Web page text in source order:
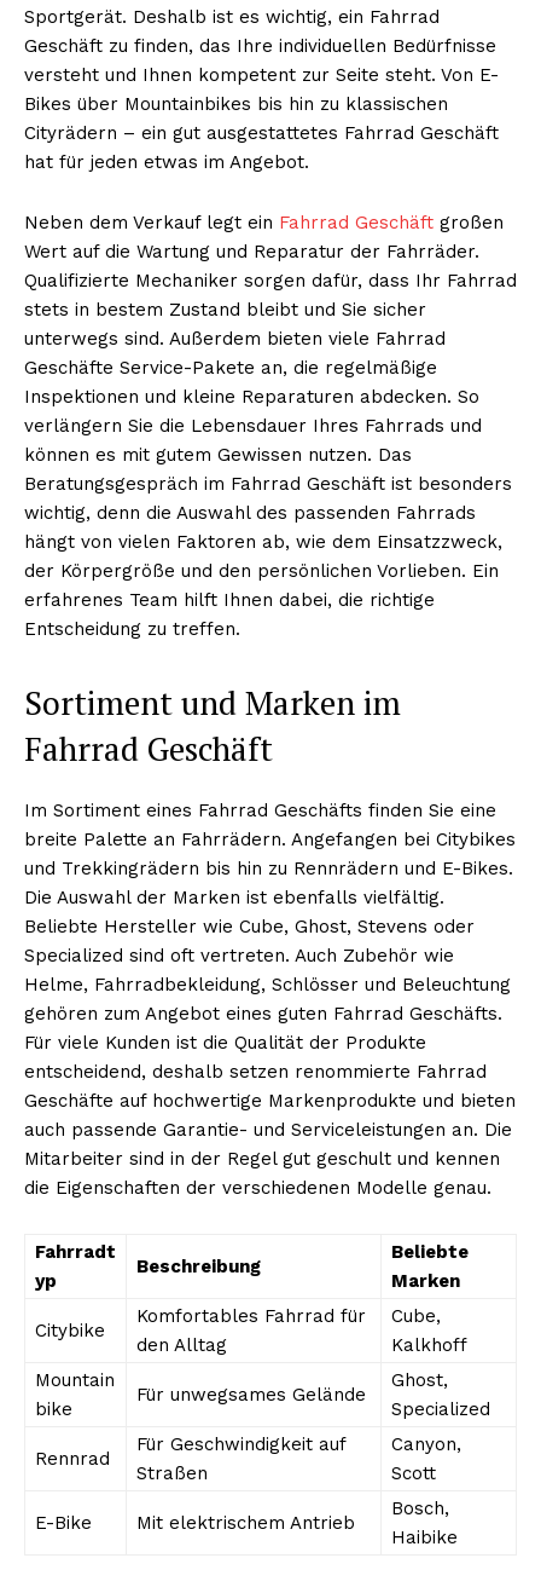
Sportgerät. Deshalb ist es wichtig, ein Fahrrad
Geschäft zu finden, das Ihre individuellen Bedürfnisse
versteht und Ihnen kompetent zur Seite steht. Von E-
Bikes über Mountainbikes bis hin zu klassischen
Cityrädern – ein gut ausgestattetes Fahrrad Geschäft
hat für jeden etwas im Angebot.
Neben dem Verkauf legt ein Fahrrad Geschäft großen
Wert auf die Wartung und Reparatur der Fahrräder.
Qualifizierte Mechaniker sorgen dafür, dass Ihr Fahrrad
stets in bestem Zustand bleibt und Sie sicher
unterwegs sind. Außerdem bieten viele Fahrrad
Geschäfte Service-Pakete an, die regelmäßige
Inspektionen und kleine Reparaturen abdecken. So
verlängern Sie die Lebensdauer Ihres Fahrrads und
können es mit gutem Gewissen nutzen. Das
Beratungsgespräch im Fahrrad Geschäft ist besonders
wichtig, denn die Auswahl des passenden Fahrrads
hängt von vielen Faktoren ab, wie dem Einsatzzweck,
der Körpergröße und den persönlichen Vorlieben. Ein
erfahrenes Team hilft Ihnen dabei, die richtige
Entscheidung zu treffen.
Sortiment und Marken im
Fahrrad Geschäft
Im Sortiment eines Fahrrad Geschäfts finden Sie eine
breite Palette an Fahrrädern. Angefangen bei Citybikes
und Trekkingrädern bis hin zu Rennrädern und E-Bikes.
Die Auswahl der Marken ist ebenfalls vielfältig.
Beliebte Hersteller wie Cube, Ghost, Stevens oder
Specialized sind oft vertreten. Auch Zubehör wie
Helme, Fahrradbekleidung, Schlösser und Beleuchtung
gehören zum Angebot eines guten Fahrrad Geschäfts.
Für viele Kunden ist die Qualität der Produkte
entscheidend, deshalb setzen renommierte Fahrrad
Geschäfte auf hochwertige Markenprodukte und bieten
auch passende Garantie- und Serviceleistungen an. Die
Mitarbeiter sind in der Regel gut geschult und kennen
die Eigenschaften der verschiedenen Modelle genau.
Fahrradt
yp
Beschreibung
Beliebte
Marken
Citybike
Komfortables Fahrrad für
den Alltag
Cube,
Kalkhoff
Mountain
bike
Für unwegsames Gelände
Ghost,
Specialized
Rennrad
Für Geschwindigkeit auf
Straßen
Canyon,
Scott
E-Bike Mit elektrischem Antrieb
Bosch,
Haibike